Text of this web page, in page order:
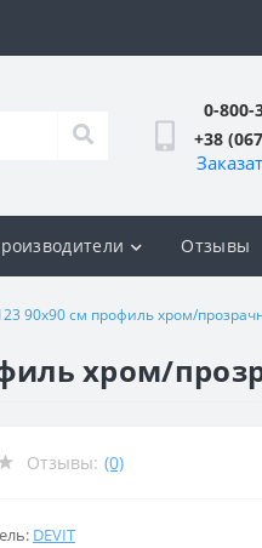
0-800-
+38
Отзывы
90х90 см профиль хром/
хром/
Отзывы: (0)
DEVIT